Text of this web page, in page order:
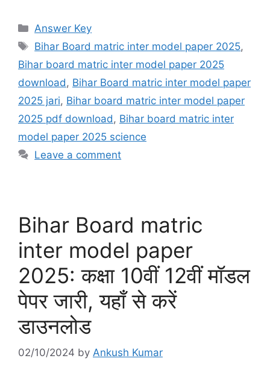
Categories
Answer Key
Tags
Bihar Board matric inter model paper 2025,
Bihar board matric inter model paper 2025
download , Bihar Board matric inter model paper
2025 jari, Bihar board matric inter model paper
2025 pdf download , Bihar board matric inter
model paper 2025 science
Leave a comment
Bihar Board matric
inter model paper
2025: कक्षा 10वीं 12वीं मॉडल
पेपर जारी, यहाँ से करें
डाउनलोड
02/10/2024 by Ankush Kumar